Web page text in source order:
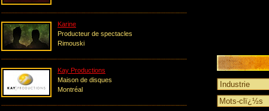
Karine
Producteur de spectacles
Rimouski
Kay Productions
Maison de disques
Montréal